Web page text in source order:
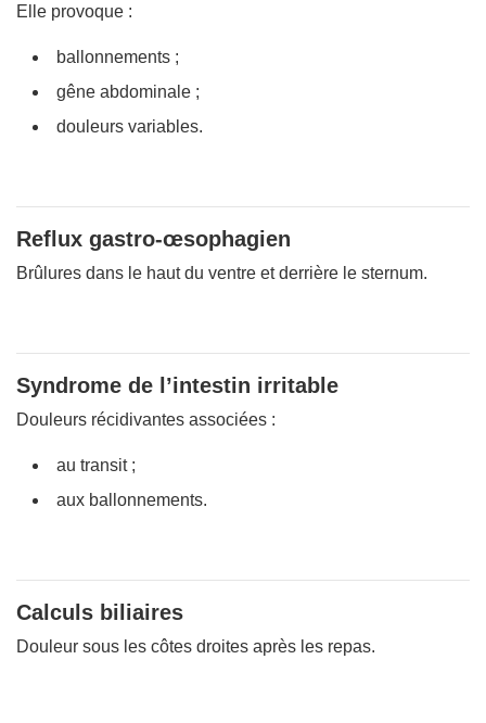
Elle provoque :
ballonnements ;
gêne abdominale ;
douleurs variables.
Reflux gastro-œsophagien
Brûlures dans le haut du ventre et derrière le sternum.
Syndrome de l’intestin irritable
Douleurs récidivantes associées :
au transit ;
aux ballonnements.
Calculs biliaires
Douleur sous les côtes droites après les repas.